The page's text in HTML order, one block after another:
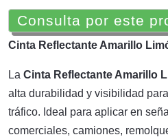
Consulta por este
Cinta Reflectante Amarillo
La Cinta Reflectante Amarillo
alta durabilidad y visibilidad
tráfico. Ideal para aplicar en
comerciales, camiones,